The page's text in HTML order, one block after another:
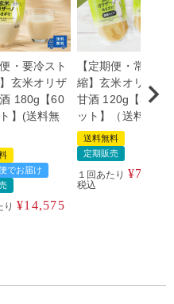
便・要冷スト
玄米オリザ
180g【60
】(送料無
でお届け
り ¥14,575
【定期便・常温濃
縮】玄米オリザー
甘酒 120g【30個
ット】（送料込）
送料無料
定期販売
１回あたり ¥7,840
税込